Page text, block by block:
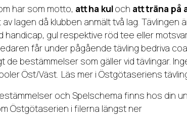
har som motto, attha kuloch attträna på
lagen då klubben anmält två lag.
handicap, gul respektive röd tee eller
får under pågående tävling bedriva
de bestämmelser som gäller vid tävlingar.
Öst/Väst. Läs mer i Östgötaseriens
och Spelschema finns hos din
Östgötaserien i filerna längst ner